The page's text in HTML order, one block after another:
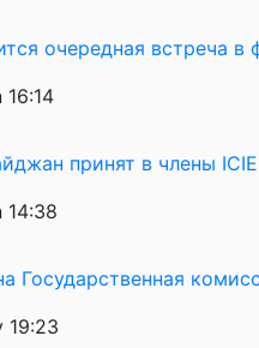
очередная встреча в
16:14
принят в члены
14:38
Государственная
19:23